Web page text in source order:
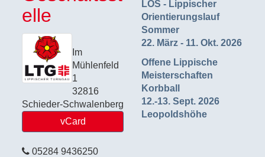
elle
Im
Mühlenfeld
1
32816
Schieder-Schwalenberg
vCard
05284 9436250
LOS - Lippischer
Orientierungslauf
Sommer
22. März - 11. Okt. 2026
Offene Lippische
Meisterschaften
Korbball
12.-13. Sept. 2026
Leopoldshöhe